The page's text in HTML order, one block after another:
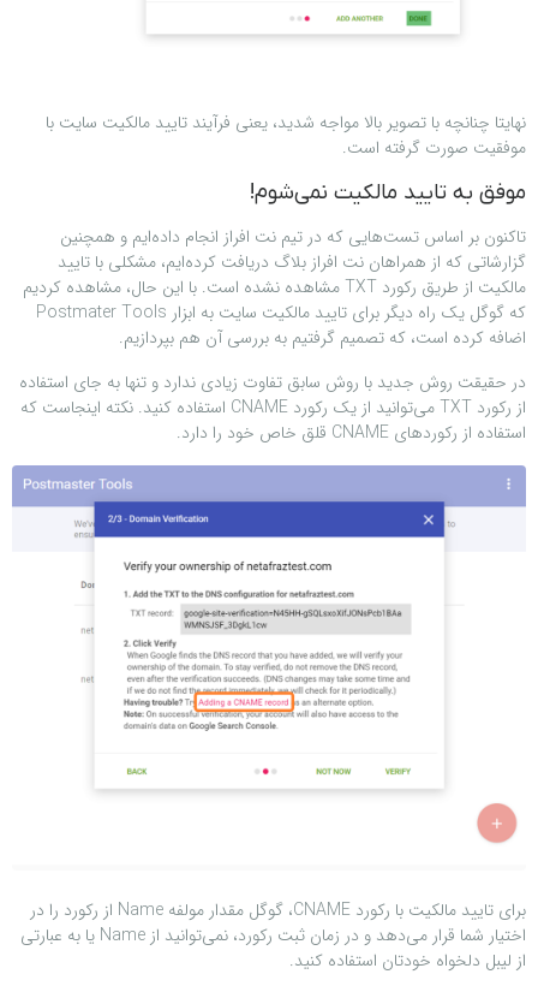
نهایتا چنانچه با تصویر بالا مواجه شدید، یعنی فرآیند تایید مالکیت سایت با
موفقیت صورت گرفته است.
موفق به تایید مالکیت نمی‌شوم!
تاکنون بر اساس تست‌هایی که در تیم نت افراز انجام داده‌ایم و همچنین
گزارشاتی که از همراهان نت افراز بلاگ دریافت کرده‌ایم، مشکلی با تایید
مالکیت از طریق رکورد TXT مشاهده نشده است. با این حال، مشاهده کردیم
که گوگل یک راه دیگر برای تایید مالکیت سایت به ابزار Postmater Tools
اضافه کرده است، که تصمیم گرفتیم به بررسی آن هم بپردازیم.
در حقیقت روش جدید با روش سابق تفاوت زیادی ندارد و تنها به جای استفاده
از رکورد TXT می‌توانید از یک رکورد CNAME استفاده کنید. نکته اینجاست که
استفاده از رکوردهای CNAME قلق خاص خود را دارد.
برای تایید مالکیت با رکورد CNAME، گوگل مقدار مولفه Name از رکورد را در
اختیار شما قرار می‌دهد و در زمان ثبت رکورد، نمی‌توانید از Name یا به عبارتی
از لیبل دلخواه خودتان استفاده کنید.